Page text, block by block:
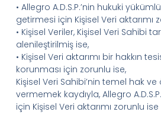
• Allegro A.D.S.P.’nin hukuki
getirmesi için Kişisel Veri aktarımı
• Kişisel Veriler, Kişisel Veri Sahibi
alenileştirilmiş ise,
• Kişisel Veri aktarımı bir hakkın
korunması için zorunlu ise,
Kişisel Veri Sahibi’nin temel hak ve
vermemek kaydıyla, Allegro A.D.S.P.
için Kişisel Veri aktarımı zorunlu